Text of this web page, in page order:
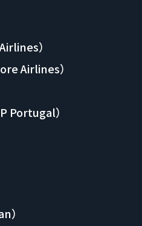
）
Airlines）
Portugal）
）